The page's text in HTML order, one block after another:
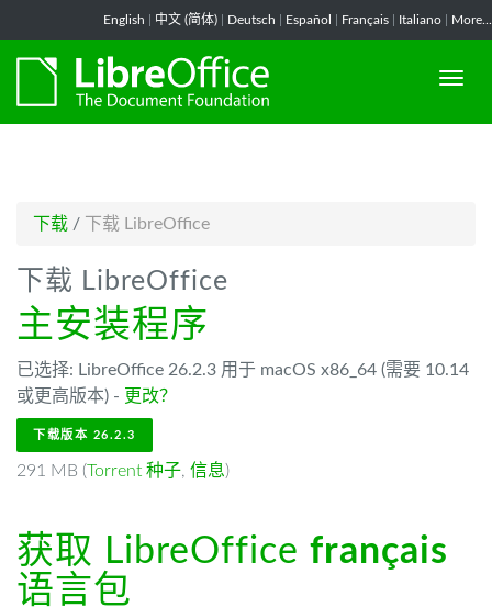
English 中文 (简体) Deutsch Español Français Italiano More...
下载 / 下载 LibreOffice
下载 LibreOffice
主安装程序
已选择: LibreOffice 26.2.3 用于 macOS x86_64 (需要 10.14
或更高版本) - 更改？
下载版本 26.2.3
291 MB (Torrent 种子, 信息)
获取 LibreOffice français
语言包